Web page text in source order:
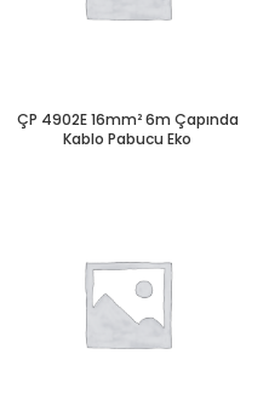
ÇP 4902E 16mm² 6m Çapında
Kablo Pabucu Eko